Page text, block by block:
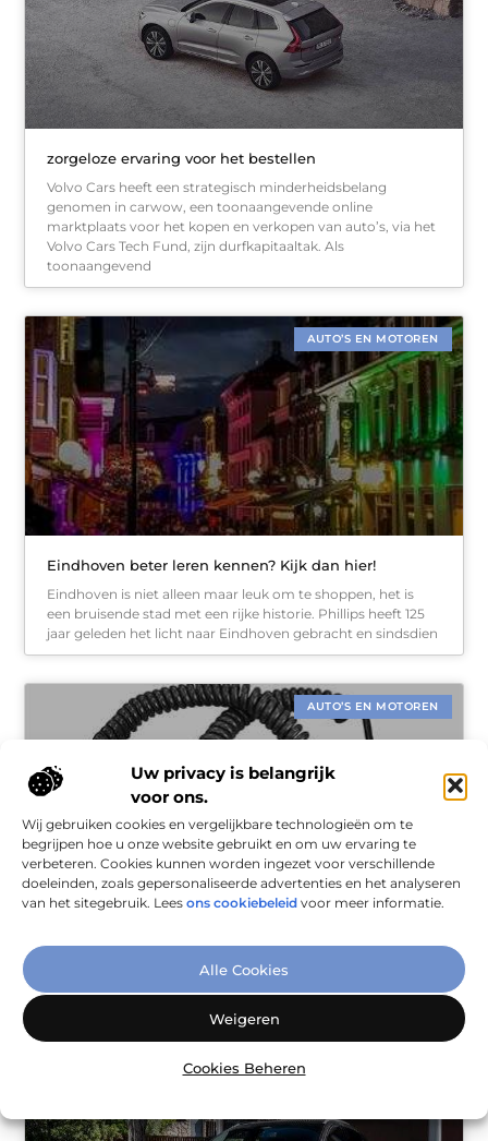
Uw privacy is belangrijk
voor ons.
Wij gebruiken cookies en vergelijkbare technologieën om te
begrijpen hoe u onze website gebruikt en om uw ervaring te
verbeteren. Cookies kunnen worden ingezet voor verschillende
doeleinden, zoals gepersonaliseerde advertenties en het analyseren
van het sitegebruik. Lees ons cookiebeleid voor meer informatie.
Alle Cookies
Weigeren
Cookies Beheren
zorgeloze ervaring voor het bestellen
Volvo Cars heeft een strategisch minderheidsbelang
genomen in carwow, een toonaangevende online
marktplaats voor het kopen en verkopen van auto’s, via het
Volvo Cars Tech Fund, zijn durfkapitaaltak. Als
toonaangevend
AUTO’S EN MOTOREN
Eindhoven beter leren kennen? Kijk dan hier!
Eindhoven is niet alleen maar leuk om te shoppen, het is
een bruisende stad met een rijke historie. Phillips heeft 125
jaar geleden het licht naar Eindhoven gebracht en sindsdien
AUTO’S EN MOTOREN
Heeft u zich ooit afgevraagd hoe het Type 2 laadsnoer voor
elektrische auto’s werkt? Het opladen van een elektrische
auto kan soms verwarrend zijn, vooral als het gaat om de